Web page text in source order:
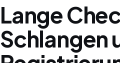
Lange
Schlangen